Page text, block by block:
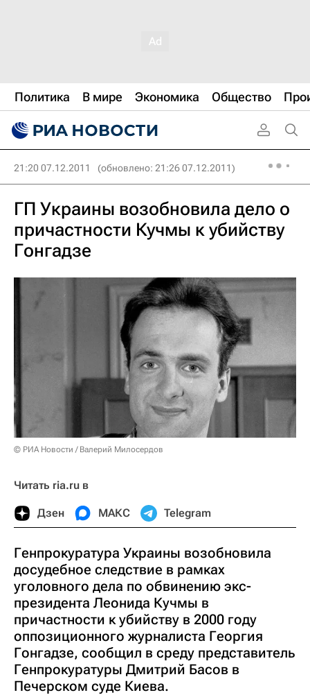
Политика В мире Экономика Общество
21:20 07.12.2011 (обновлено: 21:26 07.12.2011)
ГП Украины возобновила дело о
причастности Кучмы к убийству
Гонгадзе
© РИА Новости / Валерий Милосердов
Читать ria.ru в
Дзен МАКС Telegram
Генпрокуратура Украины возобновила
досудебное следствие в рамках
уголовного дела по обвинению экс-
президента Леонида Кучмы в
причастности к убийству в 2000 году
оппозиционного журналиста Георгия
Гонгадзе, сообщил в среду представитель
Генпрокуратуры Дмитрий Басов в
Печерском суде Киева.